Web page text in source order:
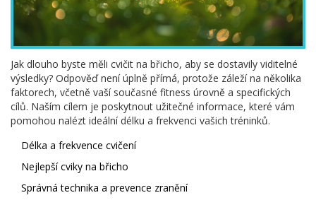
Jak dlouho byste měli cvičit na břicho, aby se dostavily viditelné
výsledky? Odpověď není úplně přímá, protože záleží na několika
faktorech, včetně vaší současné fitness úrovně a specifických
cílů. Naším cílem je poskytnout užitečné informace, které vám
pomohou nalézt ideální délku a frekvenci vašich tréninků.
Délka a frekvence cvičení
Nejlepší cviky na břicho
Správná technika a prevence zranění